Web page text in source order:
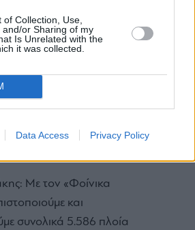
Collection, Use,
and/or Sharing of my
Is Unrelated with the
it was collected.
Data Access Privacy Policy
πρώτη κατοικία
Με τον «Φοίνικα
και
συνολικά 5.586 πλοία